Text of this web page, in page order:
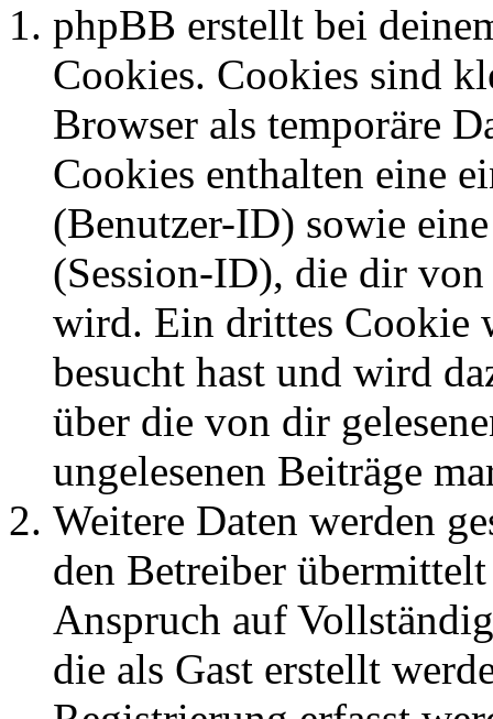
phpBB erstellt bei
Cookies. Cookies sind
Browser als temporäre
Cookies enthalten eine
(Benutzer-ID) sowie
(Session-ID), die dir
wird. Ein drittes Cookie
besucht hast und wird
über die von dir
ungelesenen Beiträge
Weitere Daten werden
den Betreiber
Anspruch auf
die als Gast erstellt